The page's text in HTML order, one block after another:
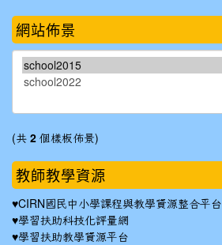
網站佈景
(共 2 個樣板佈景)
教師教學資源
♥CIRN國民中小學課程與教學資源整合平台
♥學習扶助科技化評量網
♥學習扶助教學資源平台